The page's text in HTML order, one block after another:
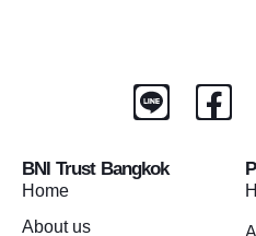
BNI Trust Bangkok
Home
About us